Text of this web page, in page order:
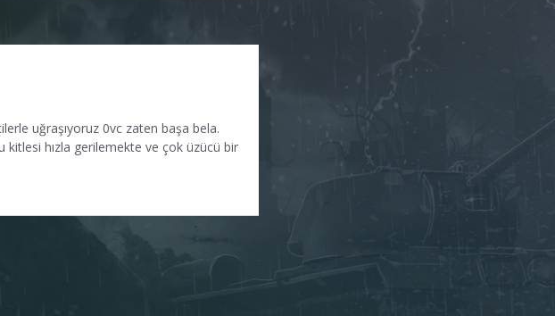
uğraşıyoruz 0vc zaten başa bela.
kitlesi hızla gerilemekte ve çok üzücü bir